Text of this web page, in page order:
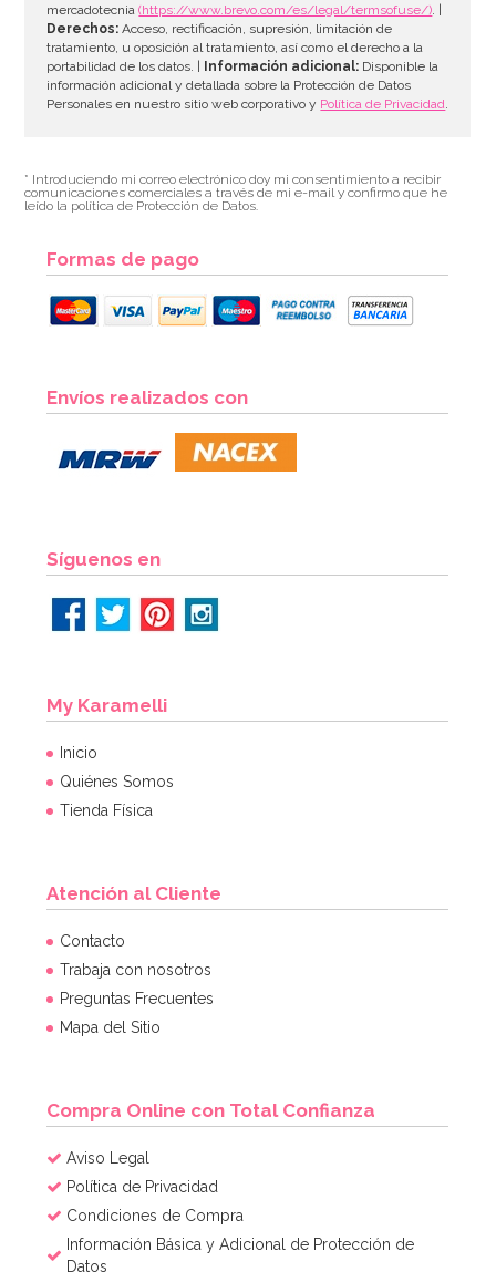
1,65€
mercadotecnia(https://www.brevo.com/es/legal/termsofuse/). |
Derechos: Acceso, rectificación, supresión, limitación de
tratamiento, u oposición al tratamiento, así como el derecho a la
portabilidad de los datos. |
Información adicional: Disponible la
información adicional y detallada sobre la Protección de Datos
Personales en nuestro sitio web corporativo y Política de Privacidad.
* Introduciendo mi correo electrónico doy mi consentimiento a recibir
comunicaciones comerciales a través de mi e-mail y confirmo que he
leído la política de Protección de Datos.
Formas de pago
Envíos realizados con
Síguenos en
My Karamelli
Inicio
Quiénes Somos
Tienda Física
Atención al Cliente
Contacto
Trabaja con nosotros
Preguntas Frecuentes
Mapa del Sitio
Compra Online con Total Confianza
Aviso Legal
Política de Privacidad
Condiciones de Compra
Información Básica y Adicional de Protección de
Datos